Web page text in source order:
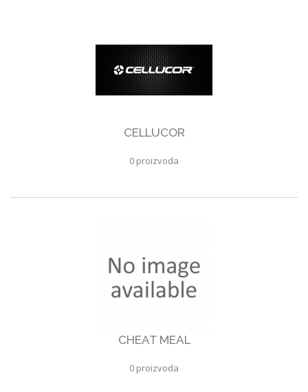
CELLUCOR
0 proizvoda
CHEAT MEAL
0 proizvoda